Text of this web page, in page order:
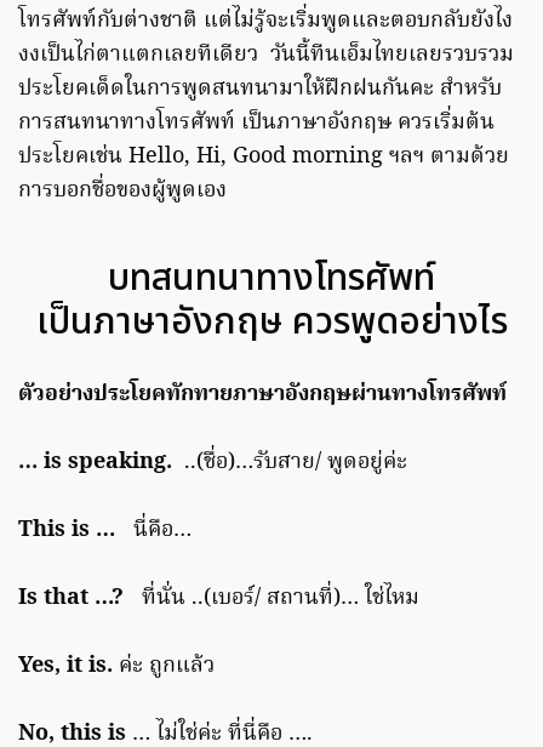
โทรศัพท์กับต่างชาติ แต่ไม่รู้จะเริ่มพูดและตอบกลับยังไง
งงเป็นไก่ตาแตกเลยทีเดียว วันนี้ทีนเอ็มไทยเลยรวบรวม
ประโยคเด็ดในการพูดสนทนามาให้ฝึกฝนกันคะ สำหรับ
การสนทนาทางโทรศัพท์ เป็นภาษาอังกฤษ ควรเริ่มต้น
ประโยคเช่น Hello, Hi, Good morning ฯลฯ ตามด้วย
การบอกชื่อของผู้พูดเอง
บทสนทนาทางโทรศัพท์
เป็นภาษาอังกฤษ ควรพูดอย่างไร
ตัวอย่างประโยคทักทายภาษาอังกฤษผ่านทางโทรศัพท์
… is speaking. ..(ชื่อ)…รับสาย/ พูดอยู่ค่ะ
This is … นี่คือ…
Is that …? ที่นั่น ..(เบอร์/ สถานที่)… ใช่ไหม
Yes, it is. ค่ะ ถูกแล้ว
No, this is … ไม่ใช่ค่ะ ที่นี่คือ ….